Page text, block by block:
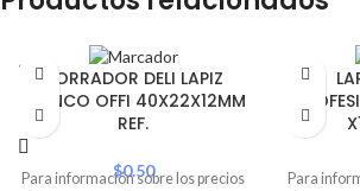
SOLD
OUT
BORRADOR DELI LAPIZ
BLANCO OFFI 40X22X12MM
REF.
$0.50
Para información sobre los precios
Para